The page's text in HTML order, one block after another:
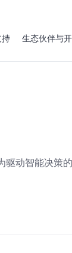
持 生态伙伴与
动智能决策